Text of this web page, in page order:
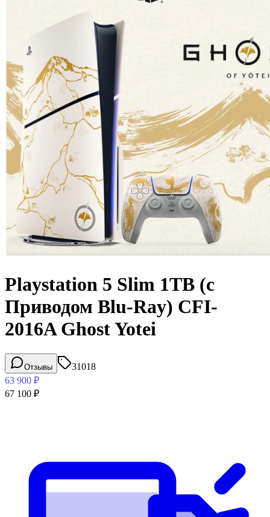
Playstation 5 Slim 1TB (с
Приводом Blu-Ray) CFI-
2016A Ghost Yotei
Отзывы
31018
63 900 ₽
67 100 ₽